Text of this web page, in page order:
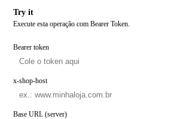
Try it
Execute esta operação com Bearer Token.
Bearer token
x-shop-host
Base URL (server)